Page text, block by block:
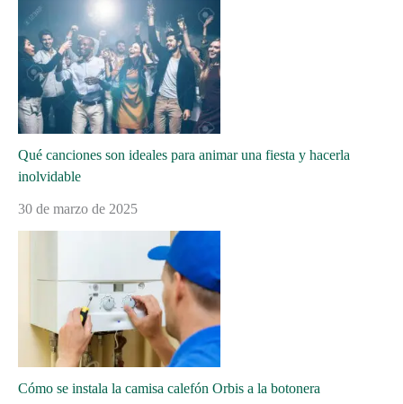
Qué canciones son ideales para animar una fiesta y hacerla
inolvidable
30 de marzo de 2025
Cómo se instala la camisa calefón Orbis a la botonera